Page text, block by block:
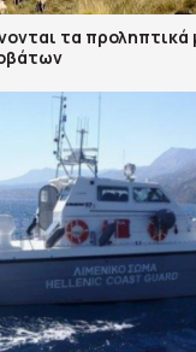
τα προληπτικά